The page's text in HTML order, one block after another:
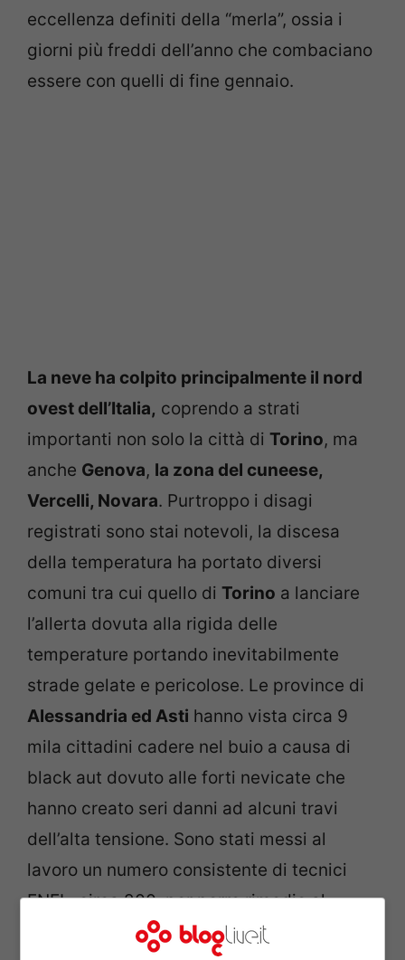
eccellenza definiti della “merla”, ossia i
giorni più freddi dell’anno che combaciano
essere con quelli di fine gennaio.
La neve ha colpito principalmente il nord
ovest dell’Italia, coprendo a strati
importanti non solo la città di Torino, ma
anche Genova, la zona del cuneese,
Vercelli, Novara. Purtroppo i disagi
registrati sono stai notevoli, la discesa
della temperatura ha portato diversi
comuni tra cui quello di Torino a lanciare
l’allerta dovuta alla rigida delle
temperature portando inevitabilmente
strade gelate e pericolose. Le province di
Alessandria ed Asti hanno vista circa 9
mila cittadini cadere nel buio a causa di
black aut dovuto alle forti nevicate che
hanno creato seri danni ad alcuni travi
dell’alta tensione. Sono stati messi al
lavoro un numero consistente di tecnici
ENEL, circa 200, per porre rimedio al
guasto e al disagio creato. Nonostante